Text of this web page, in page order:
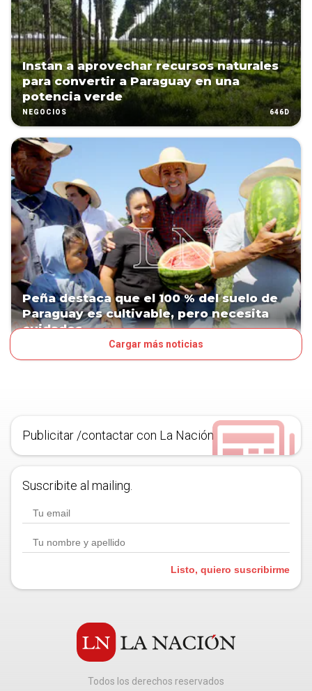
Instan a aprovechar recursos naturales
para convertir a Paraguay en una
potencia verde
NEGOCIOS 646D
Peña destaca que el 100 % del suelo de
Paraguay es cultivable, pero necesita
cuidados
Cargar más noticias
Publicitar /contactar con La Nación
Suscribite al mailing.
Listo, quiero suscribirme
Todos los derechos reservados